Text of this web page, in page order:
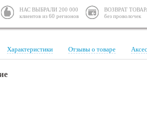
НАС ВЫБРАЛИ 200 000
клиентов из 60 регионов
ВОЗВРАТ
без проволочек
Характеристики Отзывы о товаре